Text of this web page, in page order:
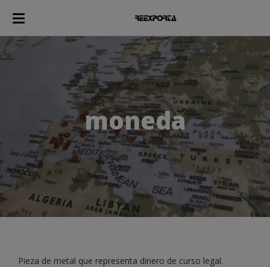
moneda
Pieza de metal que representa dinero de curso legal.